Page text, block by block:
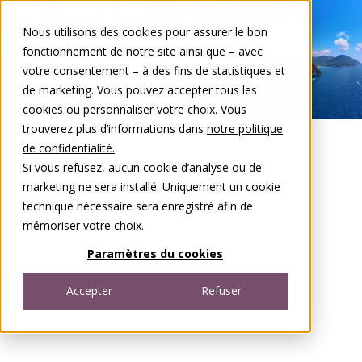
Nous utilisons des cookies pour assurer le bon
fonctionnement de notre site ainsi que – avec
votre consentement – à des fins de statistiques et
de marketing. Vous pouvez accepter tous les
cookies ou personnaliser votre choix. Vous
trouverez plus d’informations dans notre politique
de confidentialité.
Si vous refusez, aucun cookie d’analyse ou de
marketing ne sera installé. Uniquement un cookie
technique nécessaire sera enregistré afin de
mémoriser votre choix.
Paramètres du cookies
Accepter Refuser
DEFR
Open menu